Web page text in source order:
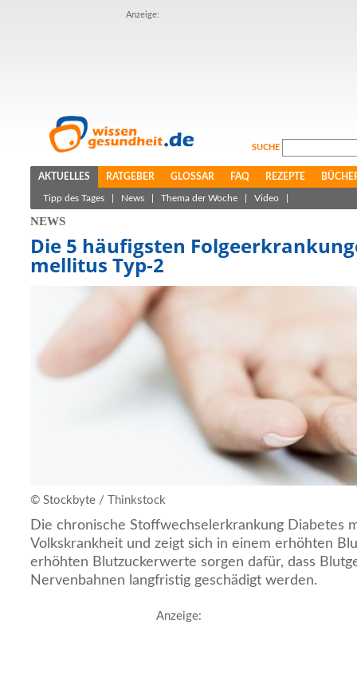
Anzeige:
SUCHE
AKTUELLES RATGEBER GLOSSAR FAQ REZEPTE
Tipp des Tages News Thema der Woche Video
NEWS
Die 5 häufigsten
mellitus Typ-2
© Stockbyte / Thinkstock
Die chronische Stoffwechselerkrankung Diabetes
Volkskrankheit und zeigt sich in einem erhöhten
erhöhten Blutzuckerwerte sorgen dafür, dass
Nervenbahnen langfristig geschädigt werden.
Anzeige: